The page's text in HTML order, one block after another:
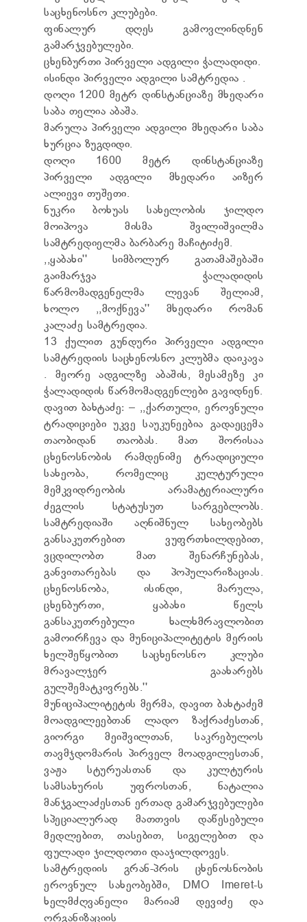
TENDERS
REPORT TO BE SUBMITTED TO PRESIDENT AND
PARLIAMENT
REQUEST OF PUBLIC INFORMATION
PERSONAL DATA PROTECTION OFFICER
LEGAL DECISIONS
APPEAL RULES
საცხენოსნო კლუბები.
ფინალურ დღეს გამოვლინდნენ
გამარჯვებულები.
ცხენბურთი პირველი ადგილი ჭალადიდი.
ისინდი პირველი ადგილი სამტრედია .
დოღი 1200 მეტრ დინსტანციაზე მხედარი
საბა თელია აბაშა.
მარულა პირველი ადგილი მხედარი საბა
ხურცია ზუგდიდი.
დოღი 1600 მეტრ დინსტანციაზე
პირველი ადგილი მხედარი აიზერ
ალიევი თუშეთი.
ნუკრი ბოხუას სახელობის ჯილდო
მოიპოვა მისმა შვილიშვილმა
სამტრედიელმა ბარბარე მაჩიტიძემ.
,,ყაბახი'' სიმბოლურ გათამაშებაში
გაიმარჯვა ჭალადიდის
წარმომადგენელმა ლევან შელიამ,
ხოლო ,,მოქნევა'' მხედარი რომან
კალაძე სამტრედია.
13 ქულით გუნდური პირველი ადგილი
სამტრედიის საცხენოსნო კლუბმა დაიკავა
. მეორე ადგილზე აბაშის, მესამეზე კი
ჭალადიდის წარმომადგენლები გავიდნენ.
დავით ბახტაძე: – ,,ქართული, ეროვნული
ტრადიციები უკვე საუკუნეებია გადაეცემა
თაობიდან თაობას. მათ შორისაა
ცხენოსნობის რამდენიმე ტრადიციული
სახეობა, რომელიც კულტურული
მემკვიდრეობის არამატერიალური
ძეგლის სტატუსუთ სარგებლობს.
სამტრედიაში აღნიშნულ სახეობებს
განსაკუთრებით ვუფრთხილდებით,
ვცდილობთ მათ შენარჩუნებას,
განვითარებას და პოპულარიზაციას.
ცხენოსნობა, ისინდი, მარულა,
ცხენბურთი, ყაბახი წელს
განსაკუთრებული ხალხმრავლობით
გამოირჩევა და მუნიციპალიტეტის მერიის
ხელშეწყობით საცხენოსნო კლუბი
მრავალჯერ გაახარებს
გულშემატკივრებს.''
მუნიციპალიტეტის მერმა, დავით ბახტაძემ
მოადგილეებთან ლადო ზაქრაძესთან,
გიორგი მეიშვილთან, საკრებულოს
თავმჯდომარის პირველ მოადგილესთან,
ვაჟა სტურუასთან და კულტურის
სამსახურის უფროსთან, ნატალია
მანჯგალაძესთან ერთად გამარჯვებულები
სპეციალურად მათთვის დაწესებული
მედლებით, თასებით, სიგელებით და
ფულადი ჯილდოთი დააჯილდოვეს.
სამტრედიის გრან-პრის ცხენოსნობის
ეროვნულ სახეობებში, DMO Imeret-ს
ხელმძღვანელი მარიამ დევიძე და
ორგანიზაციის